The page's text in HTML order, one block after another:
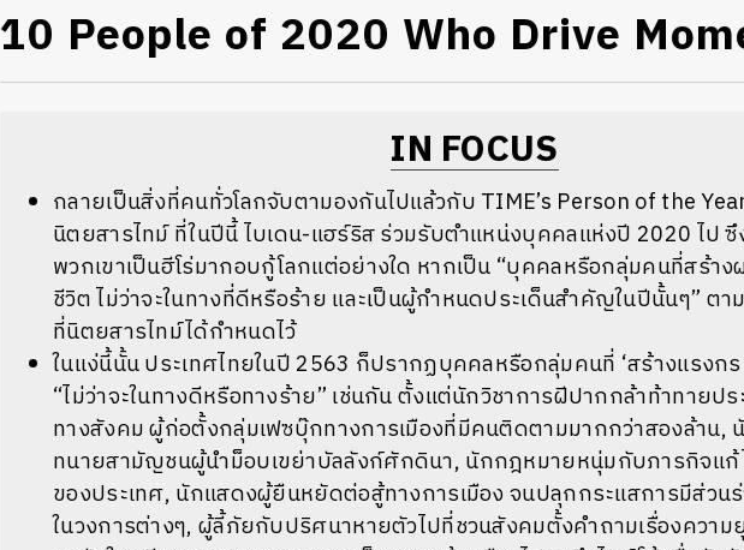
10 People of 2020 Who Drive
IN FOCUS
กลายเป็นสิ่งที่คนทั่วโลกจับตามองกันไปแล้วกับ TIME’s Person of the
นิตยสารไทม์ ที่ในปีนี้ ไบเดน-แฮร์ริส ร่วมรับตำแหน่งบุคคลแห่งปี 2020 ไป
พวกเขาเป็นฮีโร่มากอบกู้โลกแต่อย่างใด หากเป็น “บุคคลหรือกลุ่มคนที่สร้า
ชีวิต ไม่ว่าจะในทางที่ดีหรือร้าย และเป็นผู้กำหนดประเด็นสำคัญในปีนั้นๆ” ต
ที่นิตยสารไทม์ได้กำหนดไว้
ในแง่นี้นั้น ประเทศไทยในปี 2563 ก็ปรากฏบุคคลหรือกลุ่มคนที่ ‘สร้างแรงกร
“ไม่ว่าจะในทางดีหรือทางร้าย” เช่นกัน ตั้งแต่นักวิชาการฝีปากกล้าท้าทายป
ทางสังคม ผู้ก่อตั้งกลุ่มเฟซบุ๊กทางการเมืองที่มีคนติดตามมากกว่าสองล้าน,
ทนายสามัญชนผู้นำม็อบเขย่าบัลลังก์ศักดินา, นักกฎหมายหนุ่มกับภารกิจแ
ของประเทศ, นักแสดงผู้ยืนหยัดต่อสู้ทางการเมือง จนปลุกกระแสการมีส่วน
ในวงการต่างๆ, ผู้ลี้ภัยกับปริศนาหายตัวไปที่ชวนสังคมตั้งคำถามเรื่องควา